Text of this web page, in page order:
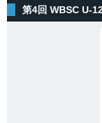
第4回 WBSC U-